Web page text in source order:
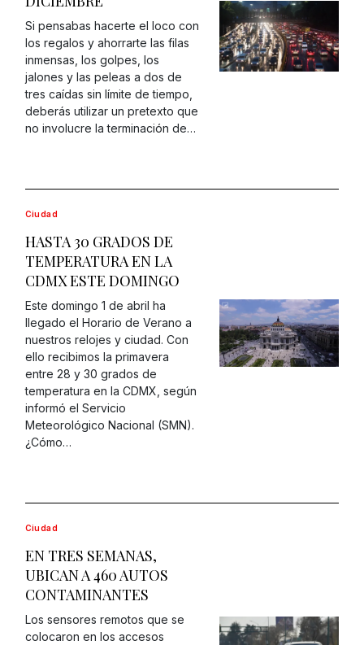
Si pensabas hacerte el loco con
los regalos y ahorrarte las filas
inmensas, los golpes, los
jalones y las peleas a dos de
tres caídas sin límite de tiempo,
deberás utilizar un pretexto que
no involucre la terminación de…
Ciudad
HASTA 30 GRADOS DE
TEMPERATURA EN LA
CDMX ESTE DOMINGO
Este domingo 1 de abril ha
llegado el Horario de Verano a
nuestros relojes y ciudad. Con
ello recibimos la primavera
entre 28 y 30 grados de
temperatura en la CDMX, según
informó el Servicio
Meteorológico Nacional (SMN).
¿Cómo…
Ciudad
EN TRES SEMANAS,
UBICAN A 460 AUTOS
CONTAMINANTES
Los sensores remotos que se
colocaron en los accesos